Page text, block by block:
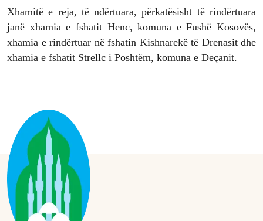
Xhamitë e reja, të ndërtuara, përkatësisht të rindërtuara
janë xhamia e fshatit Henc, komuna e Fushë Kosovës,
xhamia e rindërtuar në fshatin Kishnarekë të Drenasit dhe
xhamia e fshatit Strellc i Poshtëm, komuna e Deçanit.